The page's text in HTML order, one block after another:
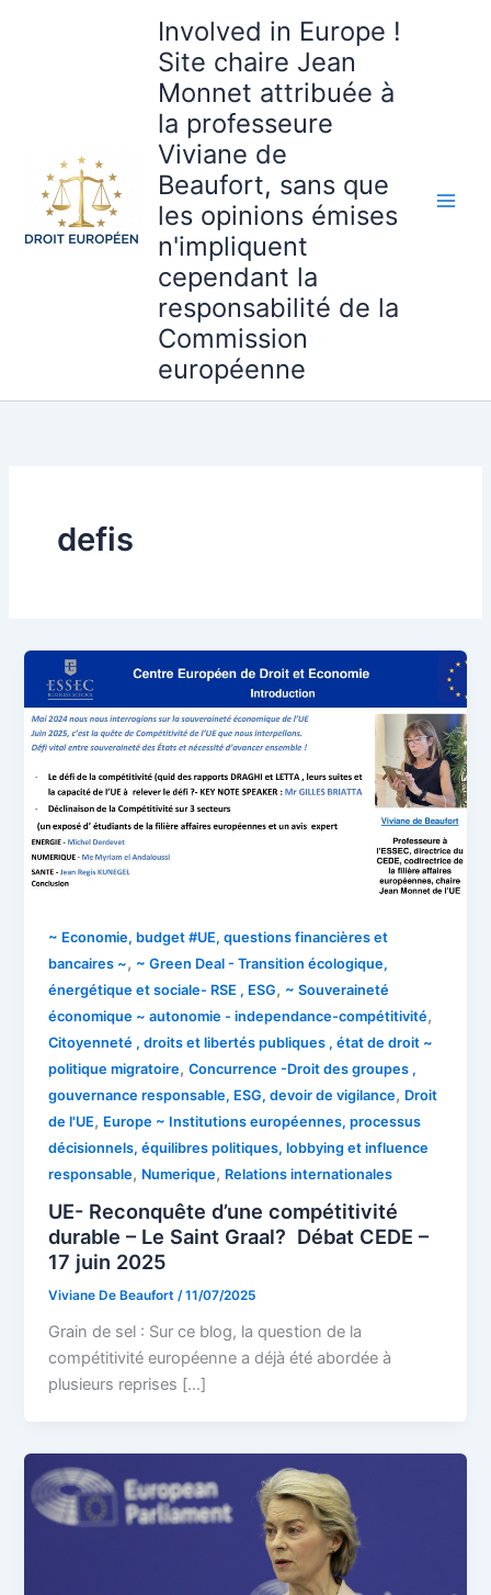
Involved in Europe !
Site chaire Jean
Monnet attribuée à
la professeure
Viviane de
Beaufort, sans que
les opinions émises
n'impliquent
cependant la
responsabilité de la
Commission
européenne
defis
~ Economie, budget #UE, questions financières et
bancaires ~, ~ Green Deal - Transition écologique,
énergétique et sociale- RSE , ESG, ~ Souveraineté
économique ~ autonomie - independance-compétitivité,
Citoyenneté , droits et libertés publiques , état de droit ~
politique migratoire,Concurrence -Droit des groupes ,
gouvernance responsable, ESG, devoir de vigilance, Droit
de l'UE, Europe ~ Institutions européennes, processus
décisionnels, équilibres politiques, lobbying et influence
responsable, Numerique, Relations internationales
UE- Reconquête d’une compétitivité
durable – Le Saint Graal? Débat CEDE –
17 juin 2025
Viviane De Beaufort/11/07/2025
Grain de sel : Sur ce blog, la question de la
compétitivité européenne a déjà été abordée à
plusieurs reprises […]